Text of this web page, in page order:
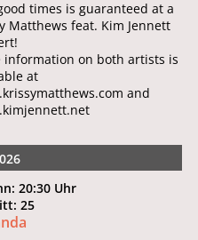
times is guaranteed at a
Matthews feat. Kim Jennett
information on both artists is
at
and
20:30 Uhr
25